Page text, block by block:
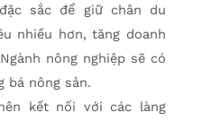
sắc để giữ chân du
nhiều hơn, tăng doanh
nông nghiệp sẽ có
bá nông sản.
kết nối với các làng